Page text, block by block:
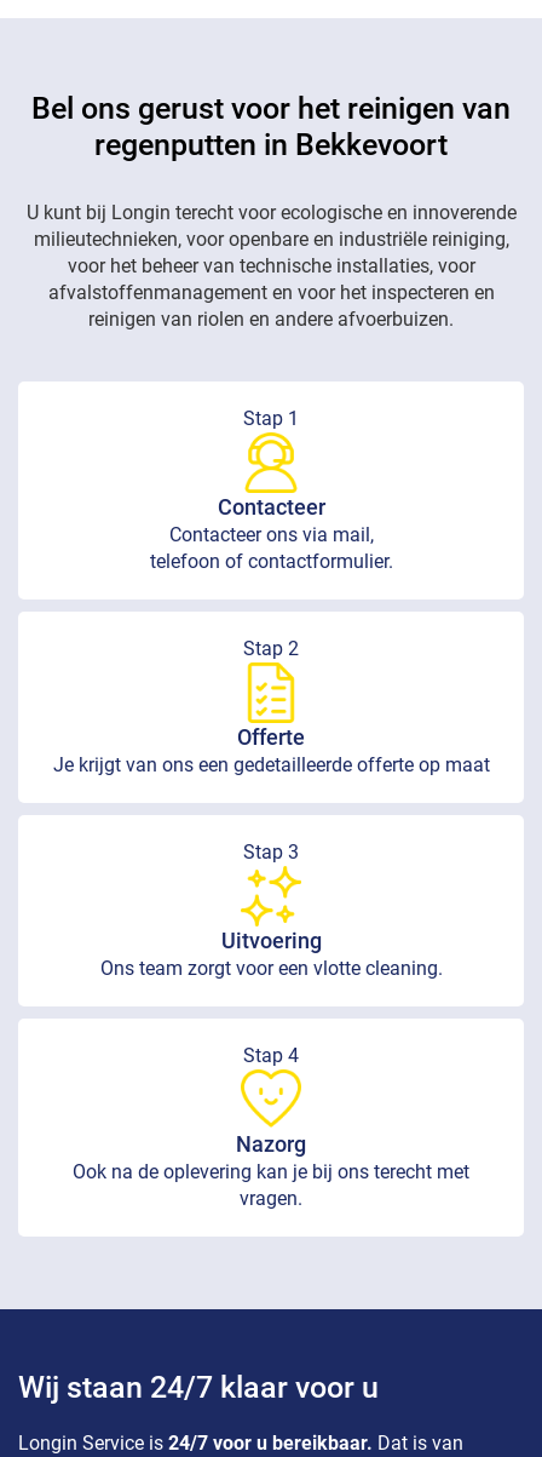
Bel ons gerust voor het reinigen van
regenputten in Bekkevoort
U kunt bij Longin terecht voor ecologische en innoverende
milieutechnieken, voor openbare en industriële reiniging,
voor het beheer van technische installaties, voor
afvalstoffenmanagement en voor het inspecteren en
reinigen van riolen en andere afvoerbuizen.
Stap 1
Contacteer
Contacteer ons via mail,
telefoon of contactformulier.
Stap 2
Offerte
Je krijgt van ons een gedetailleerde offerte op maat
Stap 3
Uitvoering
Ons team zorgt voor een vlotte cleaning.
Stap 4
Nazorg
Ook na de oplevering kan je bij ons terecht met
vragen.
Wij staan 24/7 klaar voor u
Longin Service is 24/7 voor u bereikbaar. Dat is van